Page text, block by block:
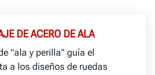
DE ACERO DE ALA
"ala y perilla" guía el
a los diseños de ruedas